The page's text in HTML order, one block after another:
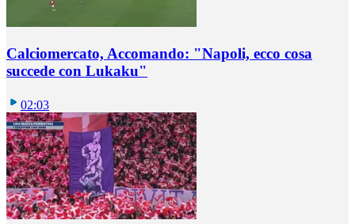
Calciomercato, Accomando: "Napoli, ecco cosa
succede con Lukaku"
02:03